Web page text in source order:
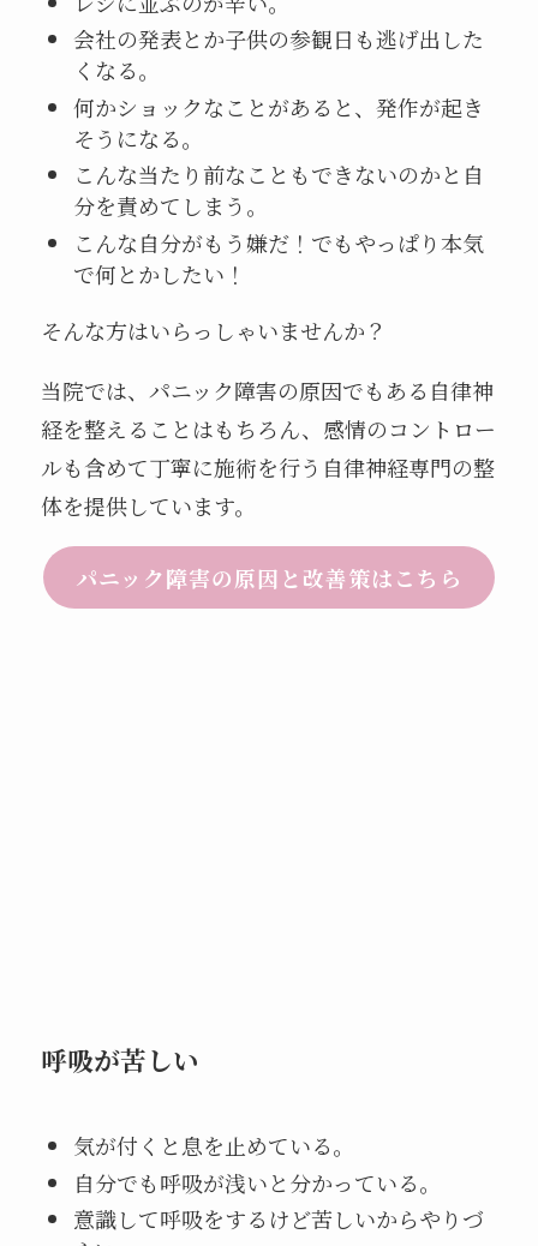
会社の発表とか子供の参観日も逃げ出した
くなる。
何かショックなことがあると、発作が起き
そうになる。
こんな当たり前なこともできないのかと自
分を責めてしまう。
こんな自分がもう嫌だ！でもやっぱり本気
で何とかしたい！
そんな方はいらっしゃいませんか？
当院では、パニック障害の原因でもある自律神
経を整えることはもちろん、感情のコントロー
ルも含めて丁寧に施術を行う自律神経専門の整
体を提供しています。
パニック障害の原因と改善策はこちら
呼吸が苦しい
気が付くと息を止めている。
自分でも呼吸が浅いと分かっている。
意識して呼吸をするけど苦しいからやりづ